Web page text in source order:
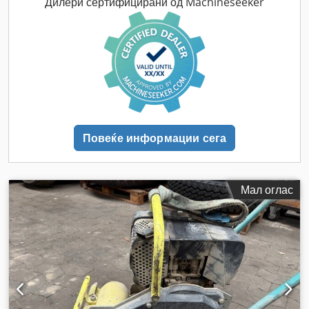
Повеќе информации сега
Мал оглас